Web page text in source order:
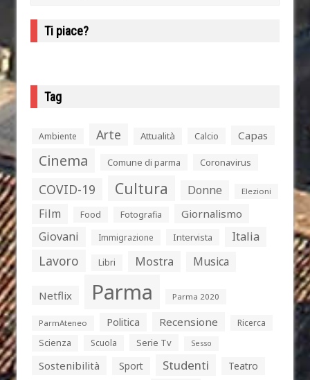
Ti piace?
Tag
Ambiente Arte Attualità Calcio Capas
Cinema Comune di parma Coronavirus
COVID-19 Cultura Donne Elezioni
Film Food Fotografia Giornalismo
Giovani Immigrazione Intervista Italia
Lavoro Libri Mostra Musica
Netflix Parma Parma 2020
ParmAteneo Politica Recensione
Ricerca
Scienza
Scuola Serie Tv Sesso
Sostenibilità Sport Studenti Teatro